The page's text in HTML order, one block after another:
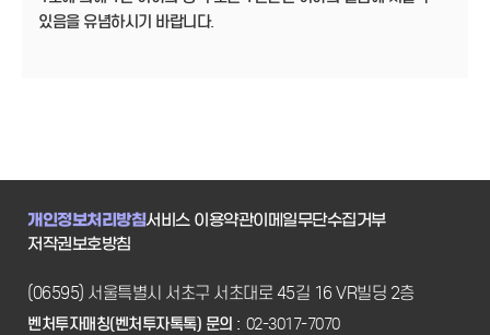
있음을 유념하시기 바랍니다.
개인정보처리방침서비스 이용약관이메일무단수집거부
저작권보호방침
(06595) 서울특별시 서초구 서초대로 45길 16 VR빌딩 2층
벤처투자매칭(벤처투자톡톡) 문의 : 02-3017-7070